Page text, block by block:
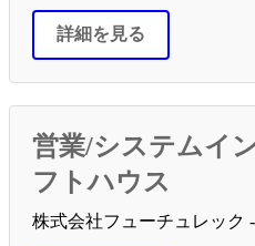
詳細を見る
営業/システムイ
フトハウス
株式会社フューチュレック